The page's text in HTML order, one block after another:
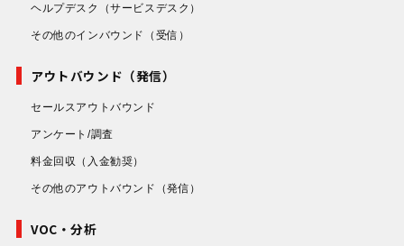
ヘルプデスク （サービスデスク）
その他のインバウンド （受信）
アウトバウンド（発信）
セールスアウトバウンド
アンケート/調査
料金回収 （入金勧奨）
その他のアウトバウンド （発信）
VOC・分析